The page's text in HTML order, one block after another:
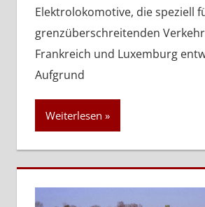
Elektrolokomotive, die speziell
grenzüberschreitenden
Frankreich und Luxemburg
Aufgrund
Weiterlesen